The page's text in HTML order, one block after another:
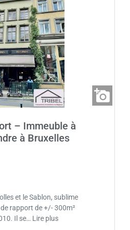
– Immeuble à
à Bruxelles
et le Sablon, sublime
rapport de +/- 300m²
Il se… Lire plus